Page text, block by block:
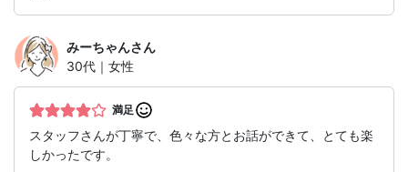
みーちゃんさん
30代｜女性
満足
スタッフさんが丁寧で、色々な方とお話ができて、とても楽
しかったです。